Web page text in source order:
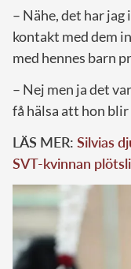
– Nähe, det har
kontakt med dem
med hennes barn
– Nej men ja det
få hälsa att hon blir
LÄS MER: Silvias
SVT-kvinnan